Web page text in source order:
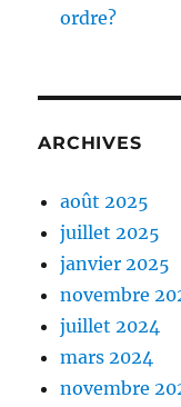
ordre?
ARCHIVES
août 2025
juillet 2025
janvier 2025
novembre
juillet 2024
mars 2024
novembre